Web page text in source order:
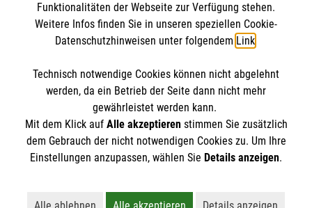
Presse
Impressum
Barrierefreiheit
Kontakt
Die Malteser
Malteser in Deutschland
Malteserorden
Sharepoint
Spendenkonto
Empfänger: Malteser Hilfsdienst e.V.
Bank: Pax-Bank
So finden Sie uns
Funktionalitäten der Webseite zur Verfügung stehen.
Weitere Infos finden Sie in unseren speziellen Cookie-
Datenschutzhinweisen unter folgendem Link.
Technisch notwendige Cookies können nicht abgelehnt
werden, da ein Betrieb der Seite dann nicht mehr
gewährleistet werden kann.
Mit dem Klick auf Alle akzeptierenstimmen Sie zusätzlich
dem Gebrauch der nicht notwendigen Cookies zu. Um Ihre
Einstellungen anzupassen, wählen Sie Details anzeigen.